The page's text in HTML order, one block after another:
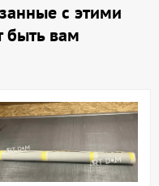
с этими
быть вам